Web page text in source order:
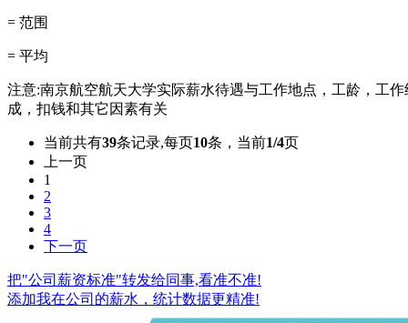
= 范围
= 平均
注意:南京航空航天大学实际薪水待遇与工作地点，工龄，工
成，扣钱和其它因素有关
当前共有39条记录,每页10条，当前1/4页
上一页
1
2
3
4
下一页
把"公司薪资标准"转发给同事,看准不准!
添加我在公司的薪水，统计数据更精准!